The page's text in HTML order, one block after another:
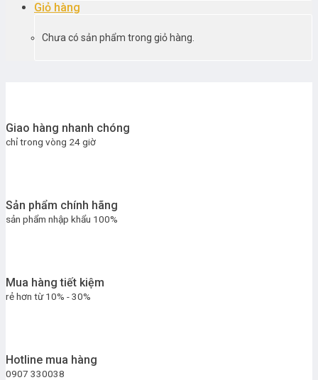
Giỏ hàng
Chưa có sản phẩm trong giỏ hàng.
Giao hàng nhanh chóng
chỉ trong vòng 24 giờ
Sản phẩm chính hãng
sản phẩm nhập khẩu 100%
Mua hàng tiết kiệm
rẻ hơn từ 10% - 30%
Hotline mua hàng
0907 330038